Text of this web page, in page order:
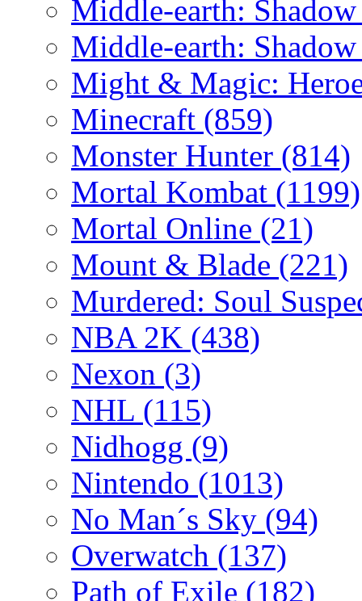
Middle-earth:
Middle-earth:
Might & Magic:
Minecraft (859)
Monster Hunter (814)
Mortal Kombat (1199)
Mortal Online (21)
Mount & Blade (221)
Murdered: Soul
NBA 2K (438)
Nexon (3)
NHL (115)
Nidhogg (9)
Nintendo (1013)
No Man´s Sky (94)
Overwatch (137)
Path of Exile (182)